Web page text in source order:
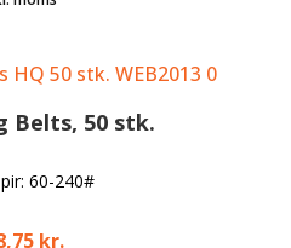
Belts, 50 stk.
60-240#
kr.